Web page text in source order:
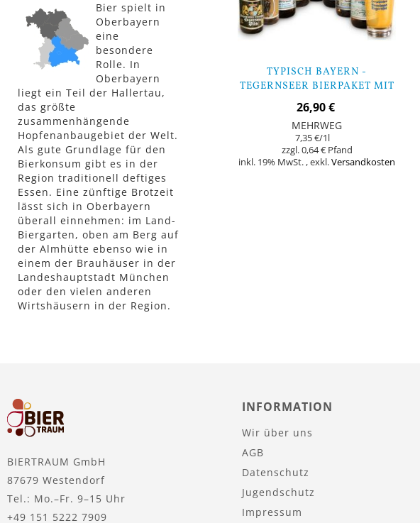
TYPISCH BAYERN -
TEGERNSEER BIERPAKET MIT
ORIGINAL BIERGLAS
26,90 €
MEHRWEG
7,35 €/1l
0,64 €
inkl. 19% MwSt.,exkl.Versandkosten
Bier spielt in
Oberbayern
eine
besondere
Rolle. In
Oberbayern
liegt ein Teil der Hallertau,
das größte
zusammenhängende
Hopfenanbaugebiet der Welt.
Als gute Grundlage für den
Bierkonsum gibt es in der
Region traditionell deftiges
Essen. Eine zünftige Brotzeit
lässt sich in Oberbayern
überall einnehmen: im Land-
Biergarten, oben am Berg auf
der Almhütte ebenso wie in
einem der Brauhäuser in der
Landeshauptstadt München
oder den vielen anderen
Wirtshäusern in der Region.
BIERTRAUM GmbH
87679 Westendorf
Tel.: Mo.–Fr. 9–15 Uhr
+49 151 5222 7909
INFORMATION
Wir über uns
AGB
Datenschutz
Jugendschutz
Impressum